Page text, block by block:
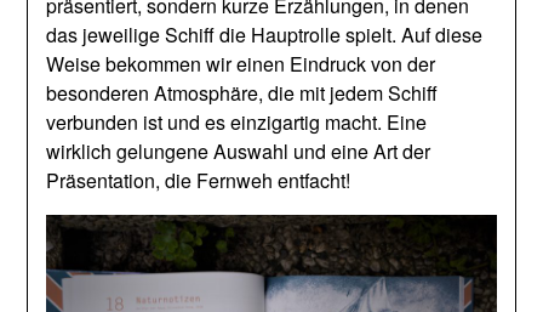
das jeweilige Schiff die Hauptrolle spielt. Auf diese
Weise bekommen wir einen Eindruck von der
besonderen Atmosphäre, die mit jedem Schiff
verbunden ist und es einzigartig macht. Eine
wirklich gelungene Auswahl und eine Art der
Präsentation, die Fernweh entfacht!